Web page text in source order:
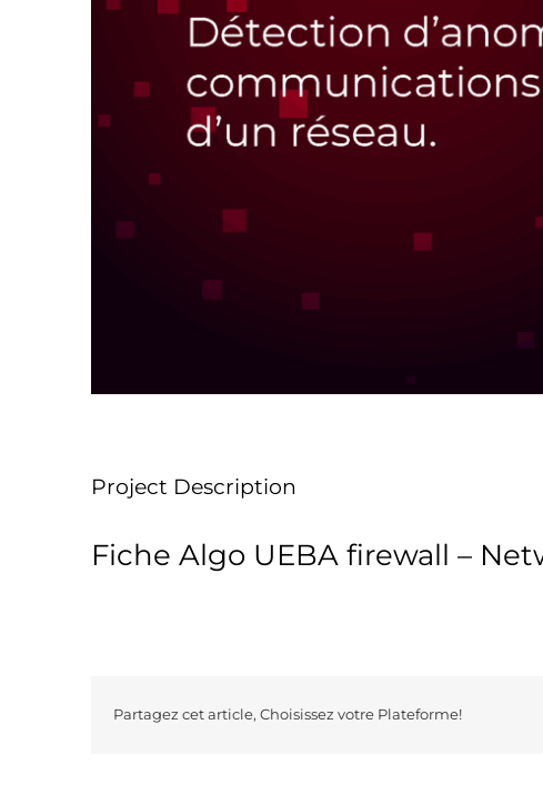
Project Description
Fiche Algo UEBA firewall –
Partagez cet article, Choisissez votre Plateforme!